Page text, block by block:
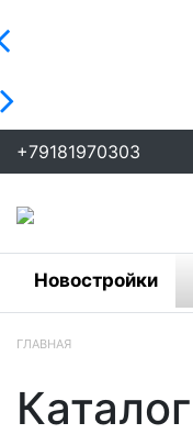
+79181970303
Новостройки
ГЛАВНАЯ
Каталог